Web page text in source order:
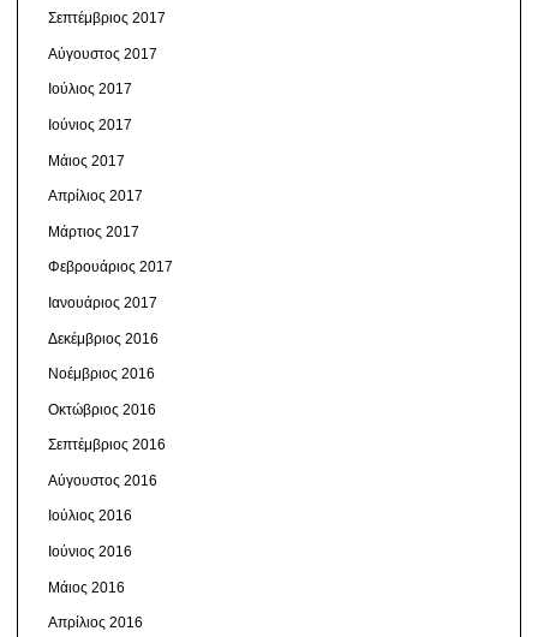
Σεπτέμβριος 2017
Αύγουστος 2017
Ιούλιος 2017
Ιούνιος 2017
Μάιος 2017
Απρίλιος 2017
Μάρτιος 2017
Φεβρουάριος 2017
Ιανουάριος 2017
Δεκέμβριος 2016
Νοέμβριος 2016
Οκτώβριος 2016
Σεπτέμβριος 2016
Αύγουστος 2016
Ιούλιος 2016
Ιούνιος 2016
Μάιος 2016
Απρίλιος 2016